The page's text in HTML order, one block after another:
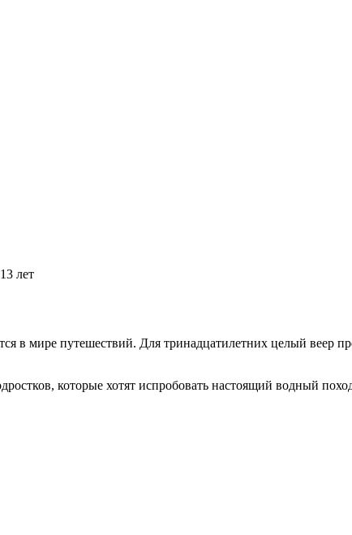
лет
в мире путешествий. Для тринадцатилетних целый веер
которые хотят испробовать настоящий водный